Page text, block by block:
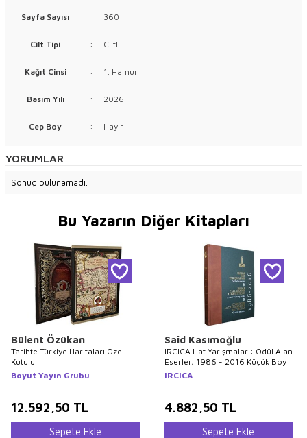
Sayfa Sayısı : 360
Cilt Tipi : Ciltli
Kağıt Cinsi : 1. Hamur
Basım Yılı : 2026
Cep Boy : Hayır
YORUMLAR
Sonuç bulunamadı.
Bu Yazarın Diğer Kitapları
Bülent Özükan
Tarihte Türkiye Haritaları Özel
Kutulu
Boyut Yayın Grubu
12.592,50 TL
Sepete Ekle
Said Kasımoğlu
IRCICA Hat Yarışmaları: Ödül Alan
Eserler, 1986 - 2016 Küçük Boy
IRCICA
4.882,50 TL
Sepete Ekle